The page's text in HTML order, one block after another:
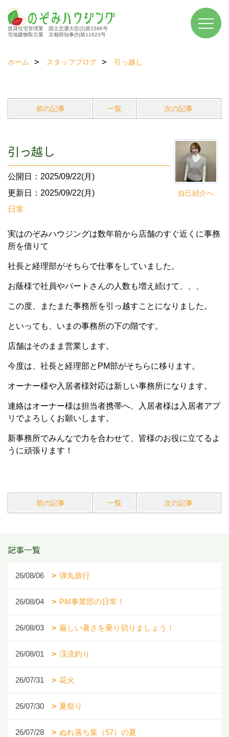
賃貸住宅管理業 国土交通大臣(2)第1586号
宅地建物取引業 京都府知事(5)第11623号
ホーム スタッフブログ 引っ越し
前の記事 一覧 次の記事
自己紹介へ
引っ越し
公開日：2025/09/22(月)
更新日：2025/09/22(月)
日常
実はのぞみハウジングは数年前から店舗のすぐ近くに事務
所を借りて
社長と経理部がそちらで仕事をしていました。
お蔭様で社員やパートさんの人数も増え続けて、、、
この度、またまた事務所を引っ越すことになりました。
といっても、いまの事務所の下の階です。
店舗はそのまま営業します。
今度は、社長と経理部とPM部がそちらに移ります。
オーナー様や入居者様対応は新しい事務所になります。
連絡はオーナー様は担当者携帯へ、入居者様は入居者アプ
リでよろしくお願いします。
新事務所でみんなで力を合わせて、皆様のお役に立てるよ
うに頑張ります！
前の記事 一覧 次の記事
記事一覧
26/08/06 弾丸旅行
26/08/04 PM事業部の日常！
26/08/03 厳しい暑さを乗り切りましょう！
26/08/01 渓流釣り
26/07/31 花火
26/07/30 夏祭り
26/07/28 ぬれ落ち葉（57）の夏